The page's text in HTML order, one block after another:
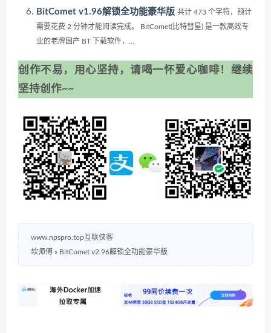
BitComet v1.96解锁全功能豪华版 共计 473 个字符，预计
需要花费 2 分钟才能阅读完成。 BitComet(比特彗星) 是一款高效专
业的老牌国产 BT 下载软件，...
创作不易，用心坚持，请喝一怀爱心咖啡！继续
坚持创作~~
www.npspro.top互联侠客
软师傅 » BitComet v2.96解锁全功能豪华版